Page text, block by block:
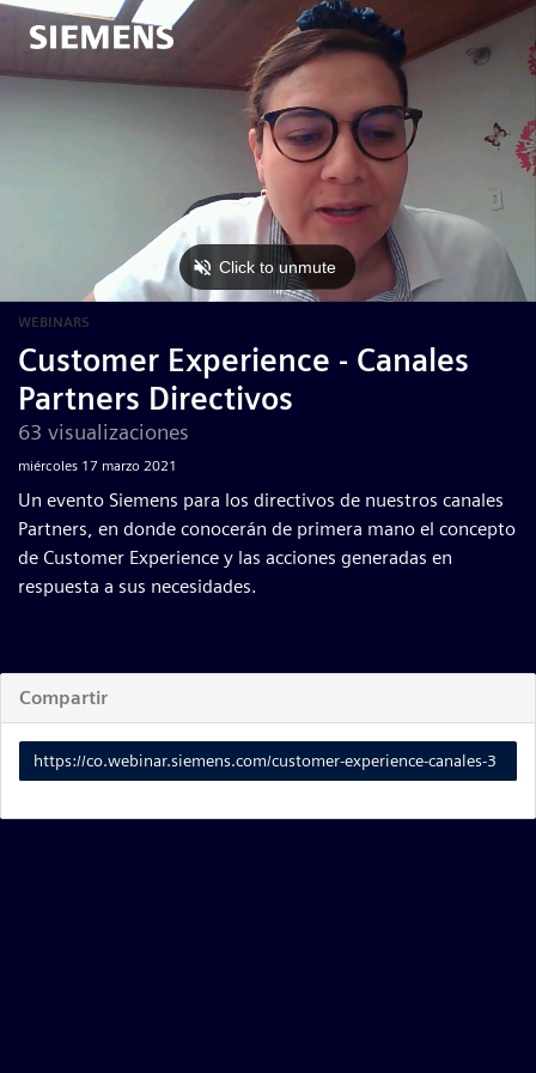
WEBINARS
Customer Experience - Canales
Partners Directivos
63 visualizaciones
miércoles 17 marzo 2021
Un evento Siemens para los directivos de nuestros canales
Partners, en donde conocerán de primera mano el concepto
de Customer Experience y las acciones generadas en
respuesta a sus necesidades.
Compartir
Enlace
para